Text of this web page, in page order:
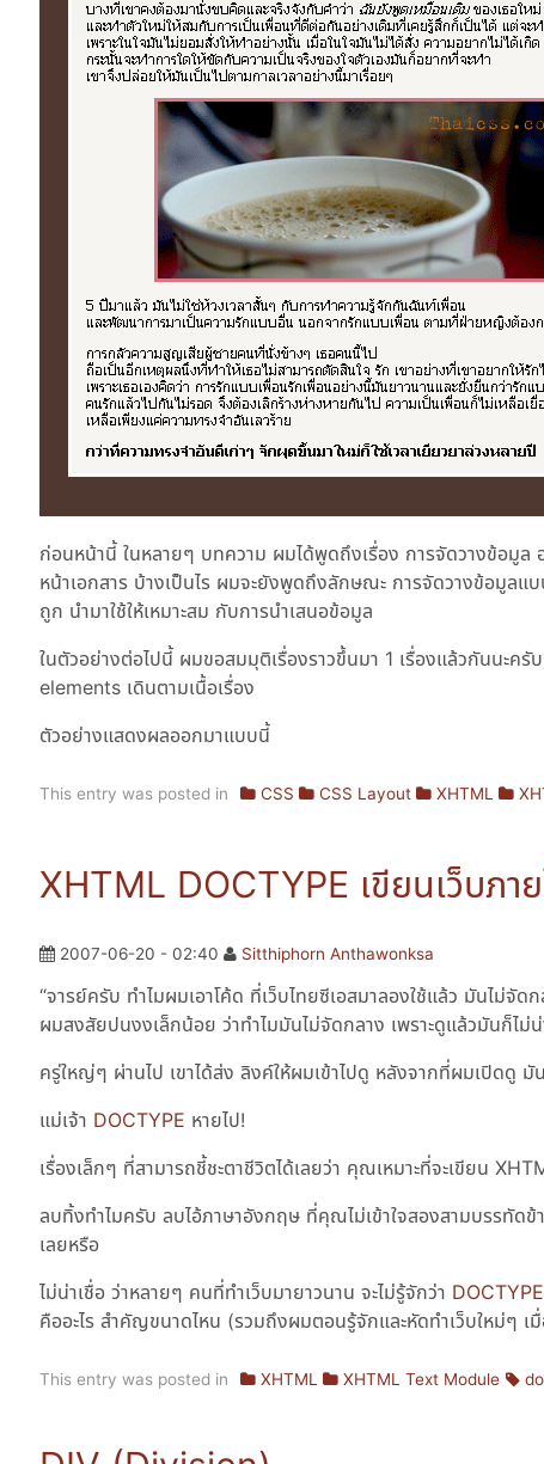
ก่อนหน้านี้ ในหลายๆ บทความ ผมได้พูดถึงเรื่อง การจัดวางข้อมูล
หน้าเอกสาร บ้างเป็นไร ผมจะยังพูดถึงลักษณะ การจัดวางข้อมูล
ถูก นำมาใช้ให้เหมาะสม กับการนำเสนอข้อมูล
ในตัวอย่างต่อไปนี้ ผมขอสมมุติเรื่องราวขึ้นมา 1 เรื่องแล้วกันนะค
elements เดินตามเนื้อเรื่อง
ตัวอย่างแสดงผลออกมาแบบนี้
This entry was posted in CSS CSS Layout XHTML
XHTML DOCTYPE เขียนเว็บภา
2007-06-20 - 02:40 Sitthiphorn Anthawonksa
“จารย์ครับ ทำไมผมเอาโค้ด ที่เว็บไทยซีเอสมาลองใช้แล้ว มันไม่จั
ผมสงสัยปนงงเล็กน้อย ว่าทำไมมันไม่จัดกลาง เพราะดูแล้วมันก็ไม่น่
ครู่ใหญ่ๆ ผ่านไป เขาได้ส่ง ลิงค์ให้ผมเข้าไปดู หลังจากที่ผมเปิดดู
แม่เจ้า DOCTYPE หายไป!
เรื่องเล็กๆ ที่สามารถชี้ชะตาชีวิตได้เลยว่า คุณเหมาะที่จะเขียน
ลบทิ้งทำไมครับ ลบไอ้ภาษาอังกฤษ ที่คุณไม่เข้าใจสองสามบรรทัดข้
เลยหรือ
ไม่น่าเชื่อ ว่าหลายๆ คนที่ทำเว็บมายาวนาน จะไม่รู้จักว่า DOCTYPE
คืออะไร สำคัญขนาดไหน (รวมถึงผมตอนรู้จักและหัดทำเว็บใหม่ๆ เ
This entry was posted in XHTML XHTML Text Module